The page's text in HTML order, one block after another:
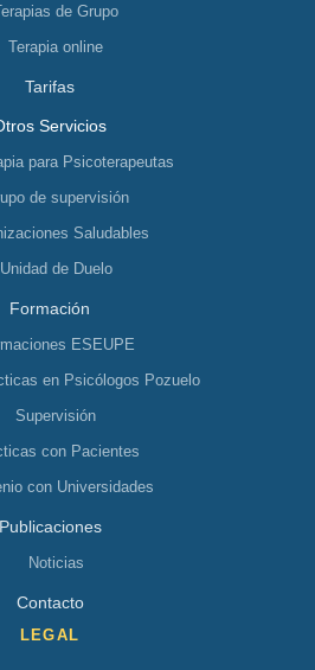
de Grupo
Terapia online
Tarifas
Servicios
para Psicoterapeutas
de supervisión
Saludables
Unidad de Duelo
Formación
ESEUPE
en Psicólogos Pozuelo
Supervisión
con Pacientes
con Universidades
Publicaciones
Noticias
Contacto
LEGAL